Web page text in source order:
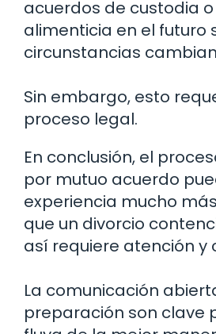
acuerdos de custodia
alimenticia en el futuro
circunstancias
Sin embargo, esto
proceso legal.
En conclusión, el
por mutuo acuerdo
experiencia mucho
que un divorcio
así requiere atención y
La comunicación
preparación son clave